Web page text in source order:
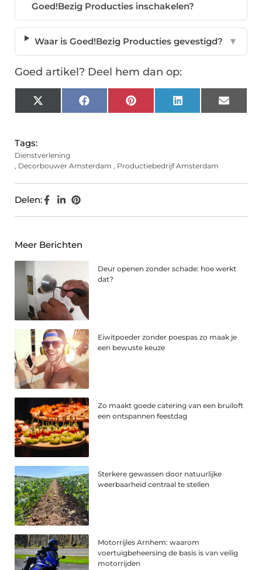
Goed!Bezig Producties inschakelen?
Waar is Goed!Bezig Producties gevestigd? ▼
Goed artikel? Deel hem dan op:
X
(Twitter)
FacebookPinterest LinkedIn Email
Tags:
Dienstverlening
, Decorbouwer Amsterdam , Productiebedrijf Amsterdam
Delen:
Meer Berichten
Deur openen zonder schade: hoe werkt
dat?
Eiwitpoeder zonder poespas zo maak je
een bewuste keuze
Zo maakt goede catering van een bruiloft
een ontspannen feestdag
Sterkere gewassen door natuurlijke
weerbaarheid centraal te stellen
Motorrijles Arnhem: waarom
voertuigbeheersing de basis is van veilig
motorrijden